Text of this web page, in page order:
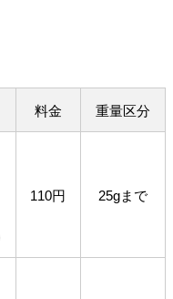
料金 重量区分
110円 25gまで